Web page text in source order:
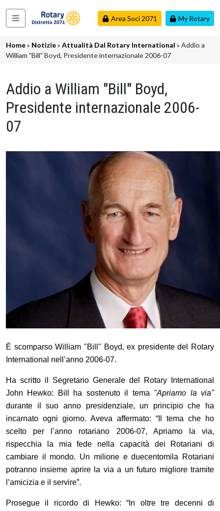
Area Soci 2071 My Rotary
Navigazione principale
Briciole di pane
Home Notizie Attualità Dal Rotary International
Addio a
William "Bill" Boyd, Presidente internazionale 2006-07
Addio a William "Bill" Boyd,
Presidente internazionale 2006-
07
È scomparso William "Bill" Boyd, ex presidente del Rotary
International nell’anno 2006-07.
Ha scritto il Segretario Generale del Rotary International
John Hewko: Bill ha sostenuto il tema "Apriamo la via"
durante il suo anno presidenziale, un principio che ha
incarnato ogni giorno. Aveva affermato: “I
l tema che ho
scelto per l’anno rotariano 2006-07, Apriamo la via,
rispecchia la mia fede nella capacità dei Rotariani di
cambiare il mondo. Un milione e duecentomila Rotariani
potranno insieme aprire la via a un futuro migliore tramite
l’amicizia e il servire”.
Prosegue il ricordo di Hewko: “In oltre tre decenni di